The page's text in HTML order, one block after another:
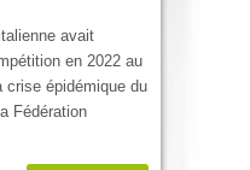
avait
en 2022 au
crise épidémique du
Fédération